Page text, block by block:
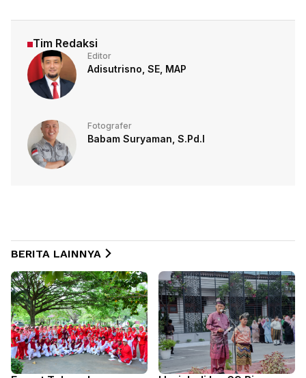
Tim Redaksi
Editor
Adisutrisno, SE, MAP
Fotografer
Babam Suryaman, S.Pd.I
BERITA LAINNYA